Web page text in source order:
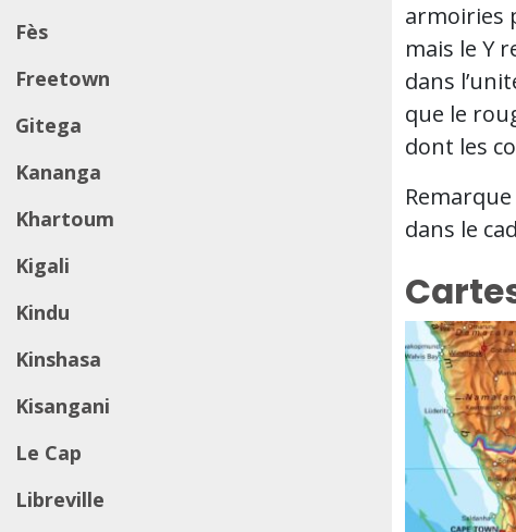
Fès
Freetown
Gitega
Kananga
Khartoum
Kigali
Kindu
Kinshasa
Kisangani
Le Cap
Libreville
armoiries
mais le Y
dans
que le
dont les
dans le